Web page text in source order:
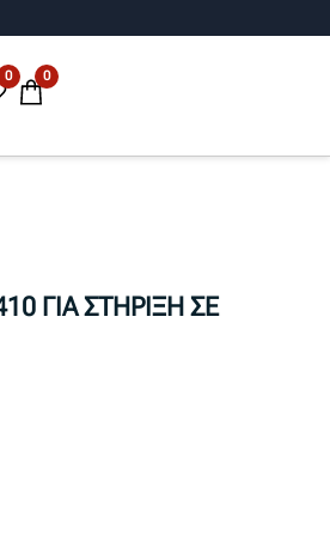
0 0
ΓΙΑ ΣΤΗΡΙΞΗ ΣΕ